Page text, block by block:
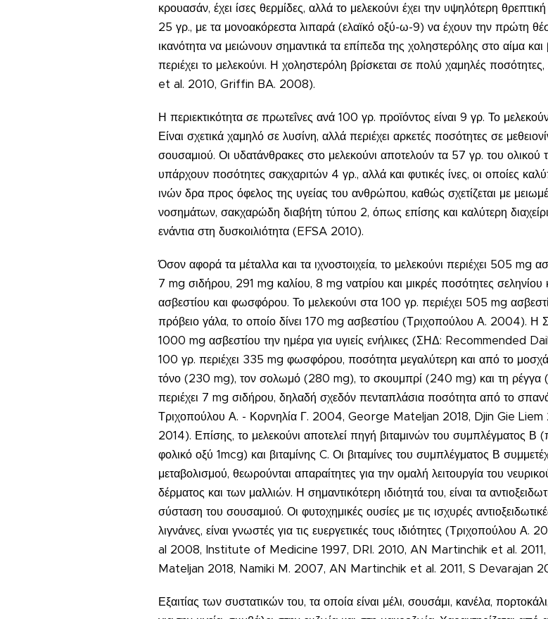
κρουασάν, έχει ίσες θερμίδες, αλλά το μελεκούνι έχει την υψηλότερη
25 γρ., με τα μονοακόρεστα λιπαρά (ελαϊκό οξύ-ω-9) να έχουν την πρώτη
ικανότητα να μειώνουν σημαντικά τα επίπεδα της χοληστερόλης στο αίμα
περιέχει το μελεκούνι. Η χοληστερόλη βρίσκεται σε πολύ χαμηλές
et al. 2010, Griffin BA. 2008).
Η περιεκτικότητα σε πρωτεΐνες ανά 100 γρ. προϊόντος είναι 9 γρ. Το
Είναι σχετικά χαμηλό σε λυσίνη, αλλά περιέχει αρκετές ποσότητες σε
σουσαμιού. Οι υδατάνθρακες στο μελεκούνι αποτελούν τα 57 γρ. του
υπάρχουν ποσότητες σακχαριτών 4 γρ., αλλά και φυτικές ίνες, οι οποίες
ινών δρα προς όφελος της υγείας του ανθρώπου, καθώς σχετίζεται με
νοσημάτων, σακχαρώδη διαβήτη τύπου 2, όπως επίσης και καλύτερη
ενάντια στη δυσκοιλιότητα (EFSA 2010).
Όσον αφορά τα μέταλλα και τα ιχνοστοιχεία, το μελεκούνι περιέχει 505
7 mg σιδήρου, 291 mg καλίου, 8 mg νατρίου και μικρές ποσότητες
ασβεστίου και φωσφόρου. Το μελεκούνι στα 100 γρ. περιέχει 505 mg
πρόβειο γάλα, το οποίο δίνει 170 mg ασβεστίου (Τριχοπούλου Α. 2004). Η
1000 mg ασβεστίου την ημέρα για υγιείς ενήλικες (ΣΗΔ: Recommended
100 γρ. περιέχει 335 mg φωσφόρου, ποσότητα μεγαλύτερη και από το
τόνο (230 mg), τον σολωμό (280 mg), το σκουμπρί (240 mg) και τη ρέγγα
περιέχει 7 mg σιδήρου, δηλαδή σχεδόν πενταπλάσια ποσότητα από το
Τριχοπούλου Α. - Κορνηλία Γ. 2004, George Mateljan 2018, Djin Gie
2014). Επίσης, το μελεκούνι αποτελεί πηγή βιταμινών του συμπλέγματος Β
φολικό οξύ 1mcg) και βιταμίνης C. Οι βιταμίνες του συμπλέγματος Β
μεταβολισμού, θεωρούνται απαραίτητες για την ομαλή λειτουργία του
δέρματος και των μαλλιών. Η σημαντικότερη ιδιότητά του, είναι τα
σύσταση του σουσαμιού. Οι φυτοχημικές ουσίες με τις ισχυρές
λιγνάνες, είναι γνωστές για τις ευεργετικές τους ιδιότητες
al 2008, Institute of Medicine 1997, DRI. 2010, AN Martinchik et al.
Mateljan 2018, Namiki M. 2007, AN Martinchik et al. 2011, S Devarajan
Εξαιτίας των συστατικών του, τα οποία είναι μέλι, σουσάμι, κανέλα,